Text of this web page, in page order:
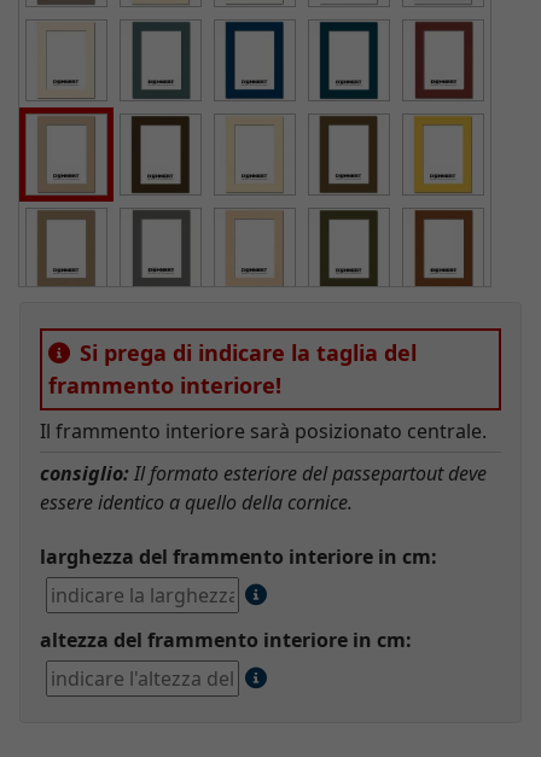
Si prega di indicare la taglia del
frammento interiore!
Il frammento interiore sarà posizionato centrale.
consiglio:Il formato esteriore del passepartout deve
essere identico a quello della cornice.
larghezza del frammento interiore in cm:
altezza del frammento interiore in cm: